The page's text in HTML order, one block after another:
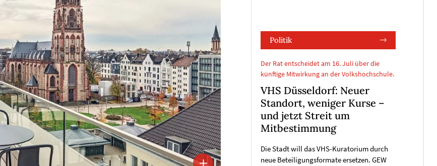
Politik
Der Rat entscheidet am 16. Juli über die
künftige Mitwirkung an der Volkshochschule.
VHS Düsseldorf: Neuer
Standort, weniger Kurse –
und jetzt Streit um
Mitbestimmung
Die Stadt will das VHS-Kuratorium durch
neue Beteiligungsformate ersetzen. GEW